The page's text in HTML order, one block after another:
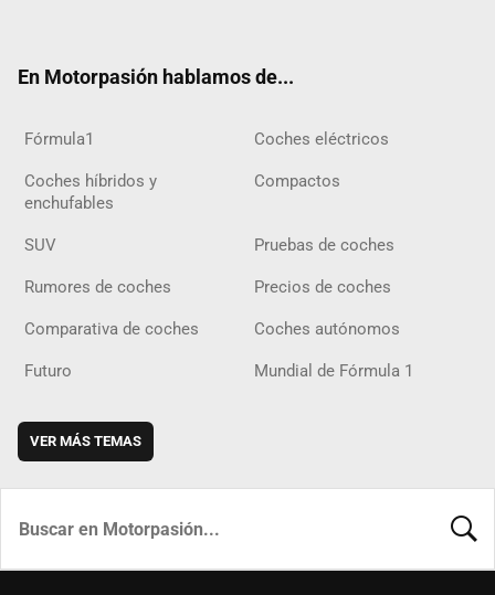
En Motorpasión hablamos de...
Fórmula1 Coches eléctricos
Coches híbridos y
enchufables
Compactos
SUV Pruebas de coches
Rumores de coches Precios de coches
Comparativa de coches Coches autónomos
Futuro Mundial de Fórmula 1
VER MÁS TEMAS